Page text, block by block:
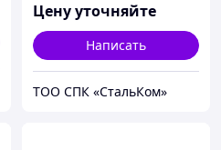
Цену уточняйте
Написать
ТОО СПК «СтальКом»